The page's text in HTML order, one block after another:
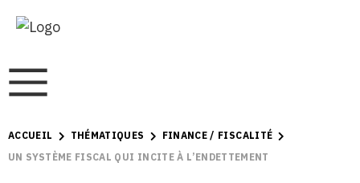
ACCUEIL THÉMATIQUES
FINANCE / FISCALITÉ
UN SYSTÈME FISCAL QUI INCITE À L’ENDETTEMENT